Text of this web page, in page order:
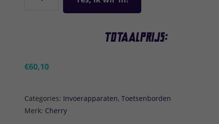
QWERTY
US
Totaalprijs:
€60,10
Categories: Invoerapparaten, Toetsenborden
Merk: Cherry